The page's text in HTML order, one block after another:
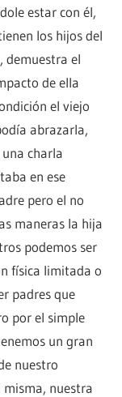
estar con él,
los hijos del
demuestra el
de ella
el viejo
abrazarla,
charla
en ese
pero el no
maneras la hija
podemos ser
física limitada o
padres que
por el simple
un gran
nuestro
nuestra